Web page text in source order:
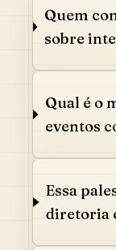
Quem
sobre
Qual é o
eventos
Essa
diretoria